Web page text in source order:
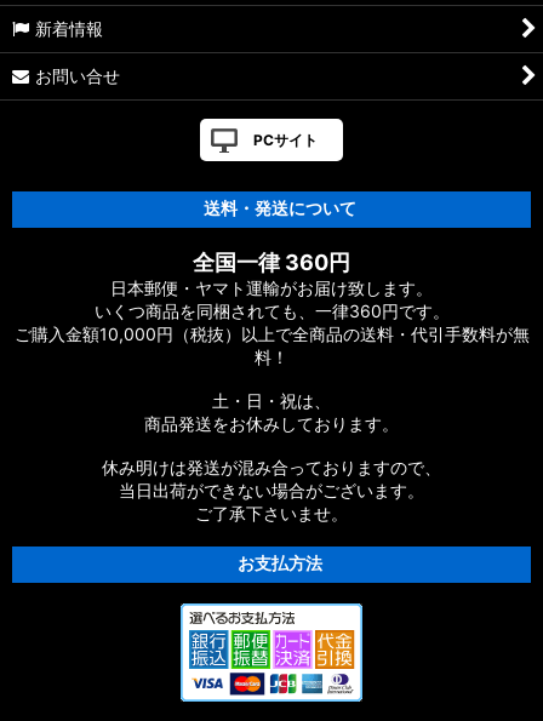
17ヴァンキッシュFW用
FW［VANQUISH］対応 カスタムパーツ
【シマノ】12-13ヴァンキッシュ&リミテッド［VANQUISH］
対応 カスタムパーツ
【シマノ】19ストラディック［STRADIC］対応 カスタムパー
ツ
【シマノ】20ストラディックSW［STRADIC SW］対応 カスタ
【シマノ】18ストラディックSW［STRADIC SW］対応 カスタ
【シマノ】15-16ストラディック［STRADIC］対応 カスタムパ
【シマノ】17サステイン［SUSTAIN］対応 カスタムパーツ
新着情報
お問い合せ
PCサイト
送料・発送について
全国一律 360円
日本郵便・ヤマト運輸がお届け致します。
いくつ商品を同梱されても、一律360円です。
ご購入金額10,000円（税抜）以上で全商品の送料・代引手数料が無
料！
土・日・祝は、
商品発送をお休みしております。
休み明けは発送が混み合っておりますので、
当日出荷ができない場合がございます。
ご了承下さいませ。
お支払方法